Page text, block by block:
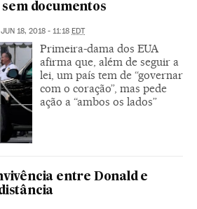
documentos
JUN 18, 2018 - 11:18 EDT
Primeira-dama dos EUA
afirma que, além de seguir a
lei, um país tem de “governar
com o coração”, mas pede
ação a “ambos os lados”
entre Donald e